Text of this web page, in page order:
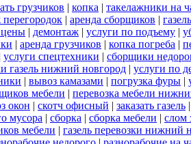
грузчиков | копка | такелажники на
| аренда сборщиков |
цены | демонтаж | услуги по подъему |
| аренда грузчиков | копка погреба |
услуги спецтехники | сборщики
газель нижний новгород | услуги по
| вывоз камазами | погрузка фуры |
мебели | перевозка мебели
окон | скотч офисный | заказать газель |
мусора | сборка | сборка мебели | слом
мебели | газель перевозки нижний